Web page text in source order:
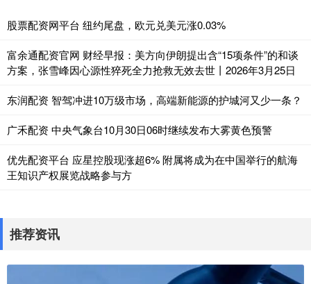
股票配资网平台 纽约尾盘，欧元兑美元涨0.03%
富余通配资官网 财经早报：美方向伊朗提出含“15项条件”的和谈
方案，张雪峰因心源性猝死全力抢救无效去世丨2026年3月25日
东润配资 智驾冲进10万级市场，高端新能源的护城河又少一条？
广禾配资 中央气象台10月30日06时继续发布大雾黄色预警
优先配资平台 应星控股现涨超6% 附属将成为在中国举行的航海
王知识产权展览战略参与方
推荐资讯